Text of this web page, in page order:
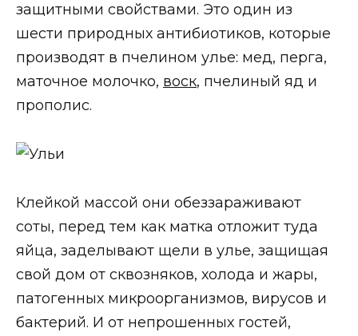
защитными свойствами. Это один из
шести природных антибиотиков, которые
производят в пчелином улье: мед, перга,
маточное молочко, воск, пчелиный яд и
прополис.
Клейкой массой они обеззараживают
соты, перед тем как матка отложит туда
яйца, заделывают щели в улье, защищая
свой дом от сквозняков, холода и жары,
патогенных микроорганизмов, вирусов и
бактерий. И от непрошенных гостей,